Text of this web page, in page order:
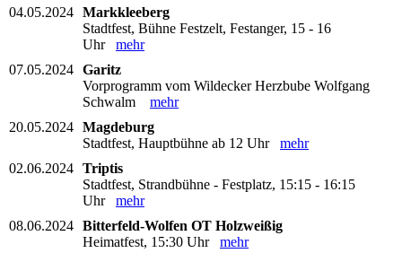
04.05.2024 Markkleeberg
Stadtfest, Bühne Festzelt, Festanger, 15 - 16
Uhr mehr
07.05.2024 Garitz
Vorprogramm vom Wildecker Herzbube Wolfgang
Schwalm mehr
20.05.2024 Magdeburg
Stadtfest, Hauptbühne ab 12 Uhr mehr
02.06.2024 Triptis
Stadtfest, Strandbühne - Festplatz, 15:15 - 16:15
Uhr mehr
08.06.2024 Bitterfeld-Wolfen OT Holzweißig
Heimatfest, 15:30 Uhr mehr